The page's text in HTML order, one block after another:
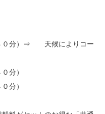
０分）⇒ 天候によりコー
０分）
分）